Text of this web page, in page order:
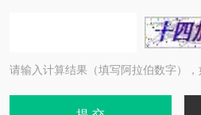
请输入计算结果（填写阿拉伯数字）